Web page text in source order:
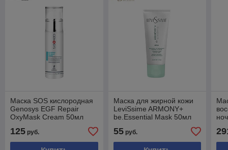
Маска SOS кислородная
Genosys EGF Repair
OxyMask Cream 50мл
125 руб.
Маска для жирной кожи
LeviSsime ARMONY+
be.Essential Mask 50мл
55руб.